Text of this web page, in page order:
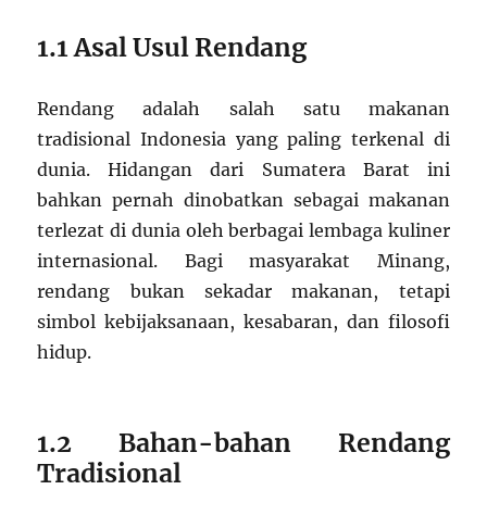
1.1 Asal Usul Rendang
Rendang adalah salah satu makanan
tradisional Indonesia yang paling terkenal di
dunia. Hidangan dari Sumatera Barat ini
bahkan pernah dinobatkan sebagai makanan
terlezat di dunia oleh berbagai lembaga kuliner
internasional. Bagi masyarakat Minang,
rendang bukan sekadar makanan, tetapi
simbol kebijaksanaan, kesabaran, dan filosofi
hidup.
1.2 Bahan-bahan Rendang
Tradisional